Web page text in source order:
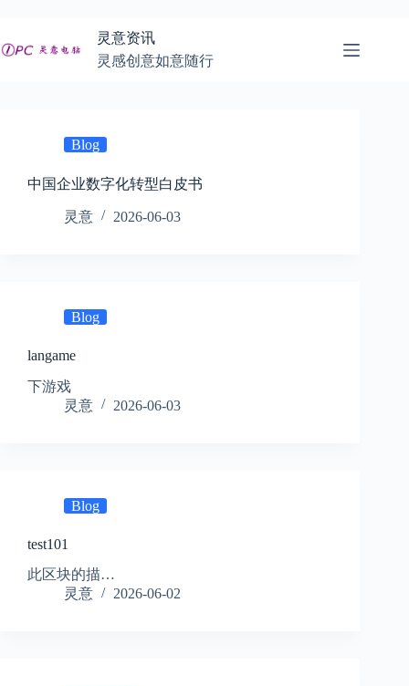
内
灵意资讯
灵感创意如意随行
Blog
中国企业数字化转型白皮书
灵意 2026-06-03
Blog
langame
下游戏
灵意
2026-06-03
Blog
test101
此区块的描…
灵意
2026-06-02